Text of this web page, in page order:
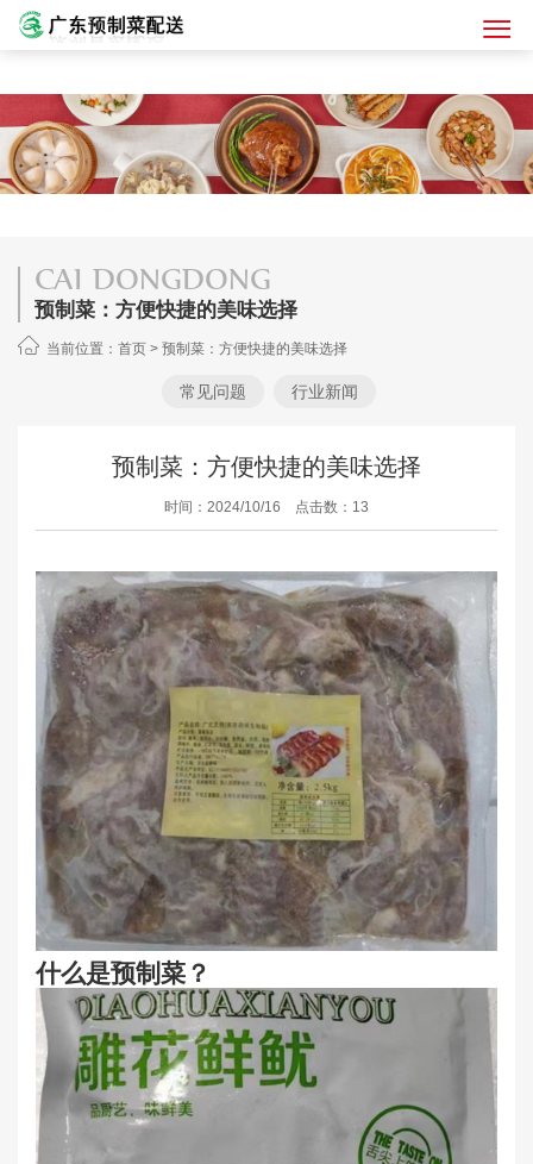
CAI DONGDONG
预制菜：方便快捷的美味选择
当前位置： 首页 > 预制菜：方便快捷的美味选择
常见问题 行业新闻
预制菜：方便快捷的美味选择
时间：2024/10/16 点击数：13
什么是预制菜 ？